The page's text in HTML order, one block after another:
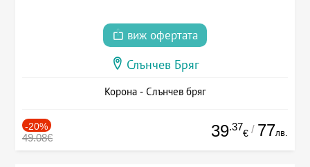
виж офертата
Слънчев Бряг
Корона - Слънчев бряг
-20%
49.08€ 39.37
€ / 77лв.